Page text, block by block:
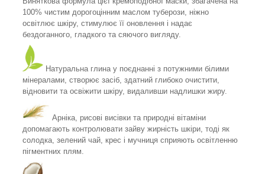
100% чистим дорогоцінним маслом туберози, ніжно
освітлює шкіру, стимулює її оновлення і надає
бездоганного, гладкого та сяючого вигляду.
Натуральна глина у поєднанні з потужними білими
мінералами, створює засіб, здатний глибоко очистити,
відновити та освіжити шкіру, видаливши надлишки жиру.
Арніка, рисові висівки та природні вітаміни
допомагають контролювати зайву жирність шкіри, тоді як
солодка, зелений чай, крес і мучниця сприяють освітленню
пігментних плям.